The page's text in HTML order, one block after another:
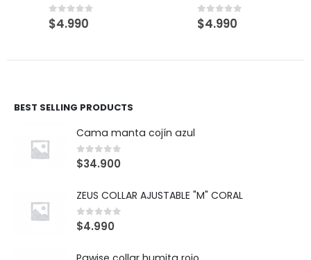
out of 5
4.990 out of 5
4.990
BEST SELLING PRODUCTS
Cama manta cojín azul
0out of 5
$34.900
ZEUS COLLAR AJUSTABLE "M" CORAL
0 out of 5
$4.990